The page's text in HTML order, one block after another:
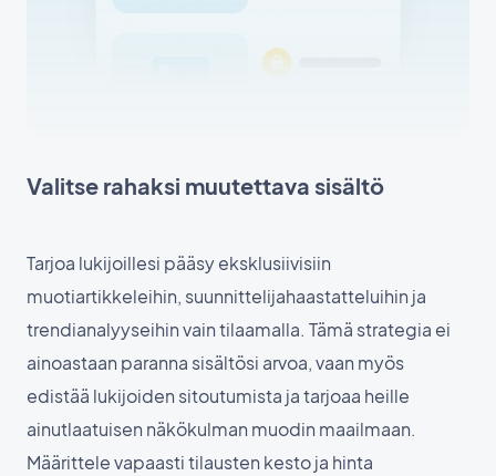
Valitse rahaksi muutettava sisältö
Tarjoa lukijoillesi pääsy eksklusiivisiin
muotiartikkeleihin, suunnittelijahaastatteluihin ja
trendianalyyseihin vain tilaamalla. Tämä strategia ei
ainoastaan paranna sisältösi arvoa, vaan myös
edistää lukijoiden sitoutumista ja tarjoaa heille
ainutlaatuisen näkökulman muodin maailmaan.
Määrittele vapaasti tilausten kesto ja hinta